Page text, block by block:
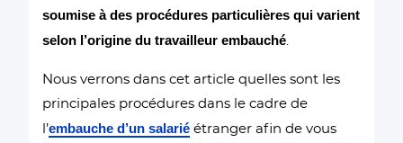
soumise à des procédures particulières qui varient
selon l’origine du travailleur embauché.
Nous verrons dans cet article quelles sont les
principales procédures dans le cadre de
l’embauche d’un salarié étranger afin de vous